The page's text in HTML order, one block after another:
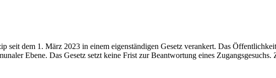
seit dem 1. März 2023 in einem eigenständigen Gesetz verankert. Das
Ebene. Das Gesetz setzt keine Frist zur Beantwortung eines